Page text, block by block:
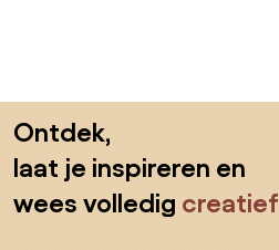
Ontdek,
laat je inspireren en
wees volledig creatief